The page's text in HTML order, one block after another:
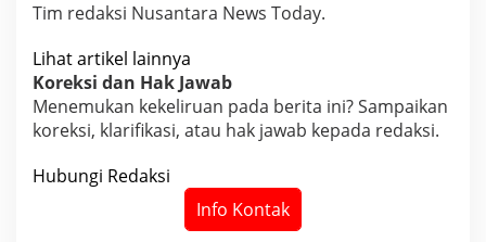
Tim redaksi Nusantara News Today.
Lihat artikel lainnya
Koreksi dan Hak Jawab
Menemukan kekeliruan pada berita ini? Sampaikan
koreksi, klarifikasi, atau hak jawab kepada redaksi.
Hubungi Redaksi
Info Kontak